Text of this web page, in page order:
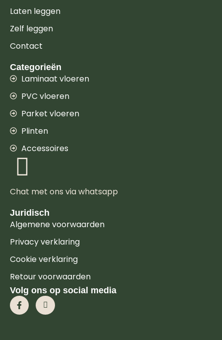
Laten leggen
Zelf leggen
Contact
Categorieën
Laminaat vloeren
PVC vloeren
Parket vloeren
Plinten
Accessoires
Chat met ons via whatsapp
Juridisch
Algemene voorwaarden
Privacy verklaring
Cookie verklaring
Retour voorwaarden
Volg ons op social media